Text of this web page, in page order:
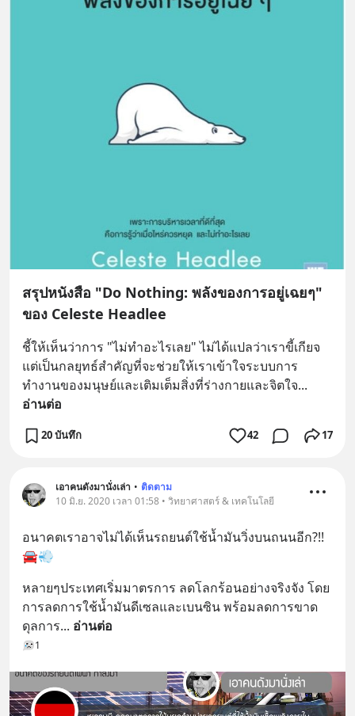
สรุปหนังสือ "Do Nothing: พลังของการอยู่เฉยๆ"
ของ Celeste Headlee
ชี้ให้เห็นว่าการ "ไม่ทำอะไรเลย" ไม่ได้แปลว่าเราขี้เกียจ
แต่เป็นกลยุทธ์สำคัญที่จะช่วยให้เราเข้าใจระบบการ
ทำงานของมนุษย์และเติมเต็มสิ่งที่ร่างกายและจิตใจ
อ่านต่อ
20 บันทึก 42 17
เอาคนดังมานั่งเล่า • ติดตาม
10 มิ.ย. 2020 เวลา 01:58 • วิทยาศาสตร์ & เทคโนโลยี
อนาคตเราอาจไม่ได้เห็นรถยนต์ใช้น้ำมันวิ่งบนถนนอีก?!!
🚘💨
หลายๆประเทศเริ่มมาตรการ ลดโลกร้อนอย่างจริงจัง โดย
การลดการใช้น้ำมันดีเซลและเบนซิน พร้อมลดการขาด
ดุลการ... อ่านต่อ
1